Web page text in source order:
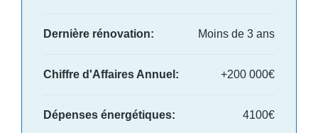
Dernière rénovation: Moins de 3 ans
Chiffre d'Affaires Annuel: +200 000€
Dépenses énergétiques: 4100€